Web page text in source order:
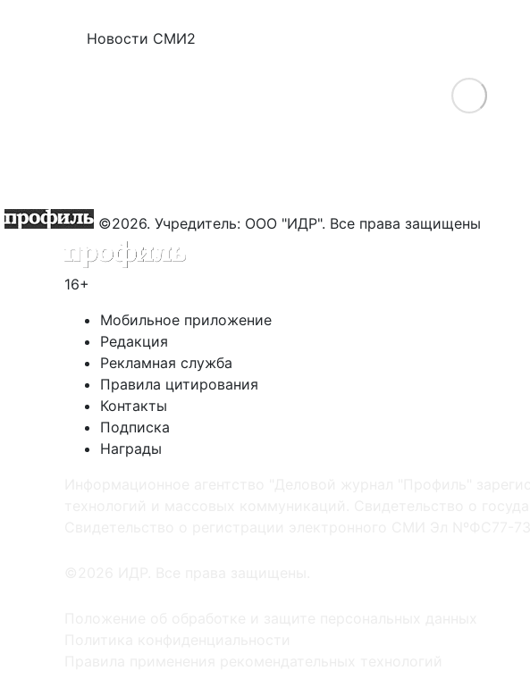
Новости СМИ2
Load More
©2026. Учредитель: ООО "ИДР". Все права защищены
16+
Мобильное приложение
Редакция
Рекламная служба
Правила цитирования
Контакты
Подписка
Награды